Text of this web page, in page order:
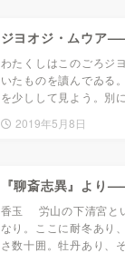
ジヨオジ・ムウア
わたくしはこのごろジ
いたものを讀んでゐる
を少しして見よう。別
2019年5月8日
『聊斎志異』より
香玉 労山の下清宮と
なり。ここに耐冬あり
さ数十囲。牡丹あり、